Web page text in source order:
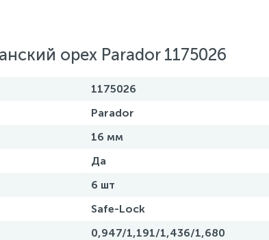
орех Parador 1175026
1175026
Parador
16 мм
Да
6 шт
Safe-Lock
0,947/1,191/1,436/1,680